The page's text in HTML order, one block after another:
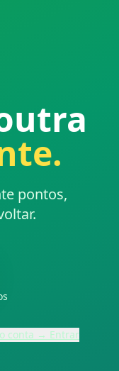
pontos,
conta → Entrar